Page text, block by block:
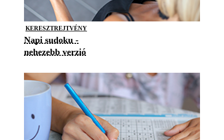
KERESZTREJTVÉNY
Napi sudoku -
nehezebb verzió